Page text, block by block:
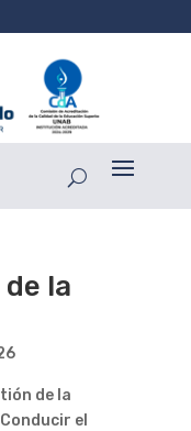
la
de la
el